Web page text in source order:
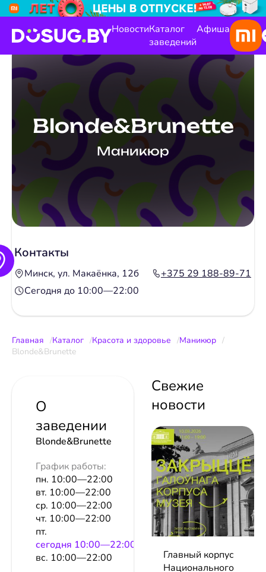
НовостиКаталог
заведений
Афиша
Blonde&Brunette
Маникюр
Контакты
Минск, ул. Макаёнка, 12б
+375 29 188-89-71
Сегодня до 10:00—22:00
Главная Каталог Красота и здоровье
Маникюр
Blonde&Brunette
О
заведении
Blonde&Brunette
График работы:
пн. 10:00—22:00
вт. 10:00—22:00
ср. 10:00—22:00
чт. 10:00—22:00
пт.
сeгодня 10:00—22:00
вс. 10:00—22:00
Свежие
новости
Главный корпус
Национального